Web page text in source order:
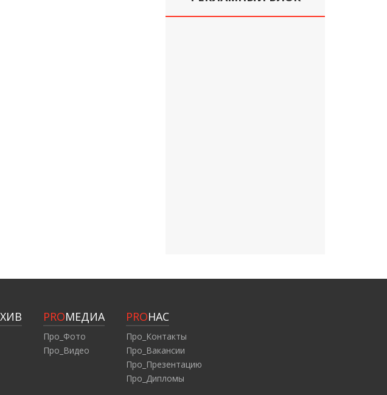
PROМЕДИА
Про_Фото
Про_Видео
PROНАС
Про_Контакты
Про_Вакансии
Про_Презентацию
Про_Дипломы